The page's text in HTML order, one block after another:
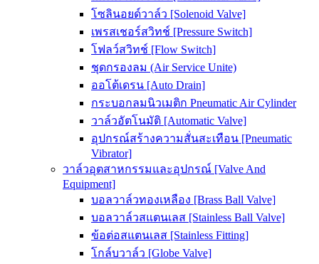
โซลินอยด์วาล์ว [Solenoid Valve]
เพรสเชอร์สวิทช์ [Pressure Switch]
โฟลว์สวิทช์ [Flow Switch]
ชุดกรองลม (Air Service Unite)
ออโต้เดรน [Auto Drain]
กระบอกลมนิวเมติก Pneumatic Air Cylinder
วาล์วอัตโนมัติ [Automatic Valve]
อุปกรณ์สร้างความสั่นสะเทือน [Pneumatic
Vibrator]
วาล์วอุตสาหกรรมและอุปกรณ์ [Valve And
Equipment]
บอลวาล์วทองเหลือง [Brass Ball Valve]
บอลวาล์วสแตนเลส [Stainless Ball Valve]
ข้อต่อสแตนเลส [Stainless Fitting]
โกล์บวาล์ว [Globe Valve]